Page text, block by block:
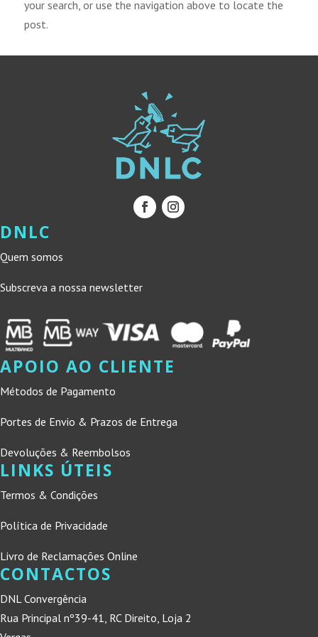
your search, or use the navigation above to locate the
post.
DNLC
Quem somos
Subscreva a nossa newsletter
APOIO AO CLIENTE
Métodos de Pagamento
Portes de Envio & Prazos de Entrega
Devoluções & Reembolsos
LINKS ÚTEIS
Termos & Condições
Política de Privacidade
Livro de Reclamações Online
CONTACTOS
DNL Convergência
Rua Principal nº39-41, RC Direito, Loja 2